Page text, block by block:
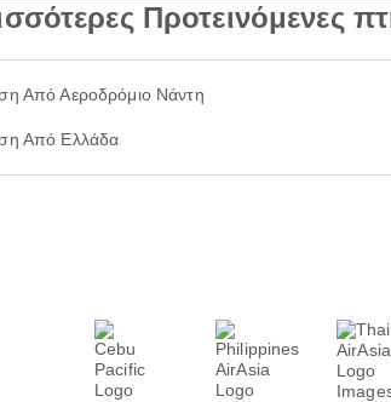
Προτεινόμενες
Από Αεροδρόμιο Νάντη
Από Ελλάδα